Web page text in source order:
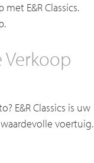
E&R Classics.
Verkoop
E&R Classics is uw
voertuig.